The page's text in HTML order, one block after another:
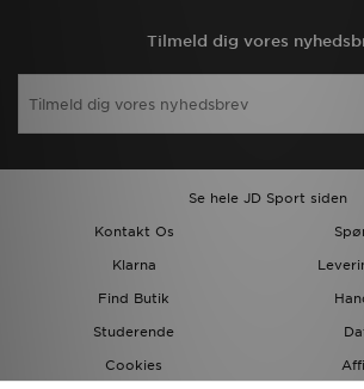
Tilmeld dig vores
Se hele JD Sport siden
Kontakt Os
Klarna
Find Butik
Studerende
Cookies